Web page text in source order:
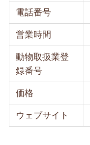
電話番号
営業時間
動物取扱業登
録番号
価格
ウェブサイト